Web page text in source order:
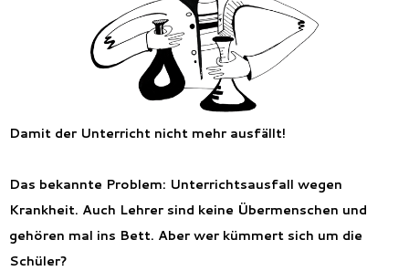
Damit der Unterricht nicht mehr ausfällt!
Das bekannte Problem: Unterrichtsausfall wegen
Krankheit. Auch Lehrer sind keine Übermenschen und
gehören mal ins Bett. Aber wer kümmert sich um die
Schüler?